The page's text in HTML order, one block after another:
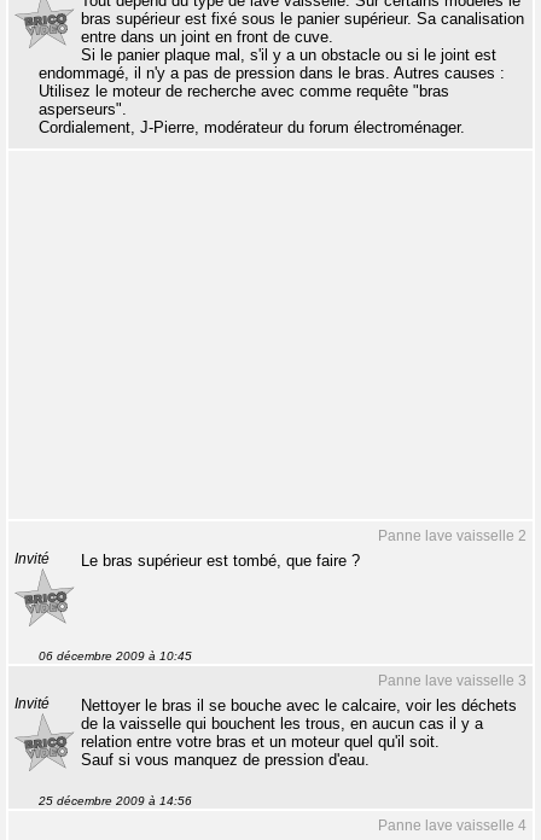
bras supérieur est fixé sous le panier supérieur. Sa canalisation
entre dans un joint en front de cuve.
Si le panier plaque mal, s'il y a un obstacle ou si le joint est
endommagé, il n'y a pas de pression dans le bras. Autres causes :
Utilisez le moteur de recherche avec comme requête "bras
asperseurs".
Cordialement, J-Pierre, modérateur du forum électroménager.
Panne lave vaisselle 2
Invité Le bras supérieur est tombé, que faire ?
06 décembre 2009 à 10:45
Panne lave vaisselle 3
Invité
Nettoyer le bras il se bouche avec le calcaire, voir les déchets
de la vaisselle qui bouchent les trous, en aucun cas il y a
relation entre votre bras et un moteur quel qu'il soit.
Sauf si vous manquez de pression d'eau.
25 décembre 2009 à 14:56
Panne lave vaisselle 4